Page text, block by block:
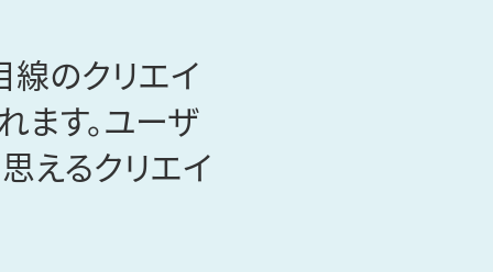
のクリエイ
ます。ユーザ
えるクリエイ